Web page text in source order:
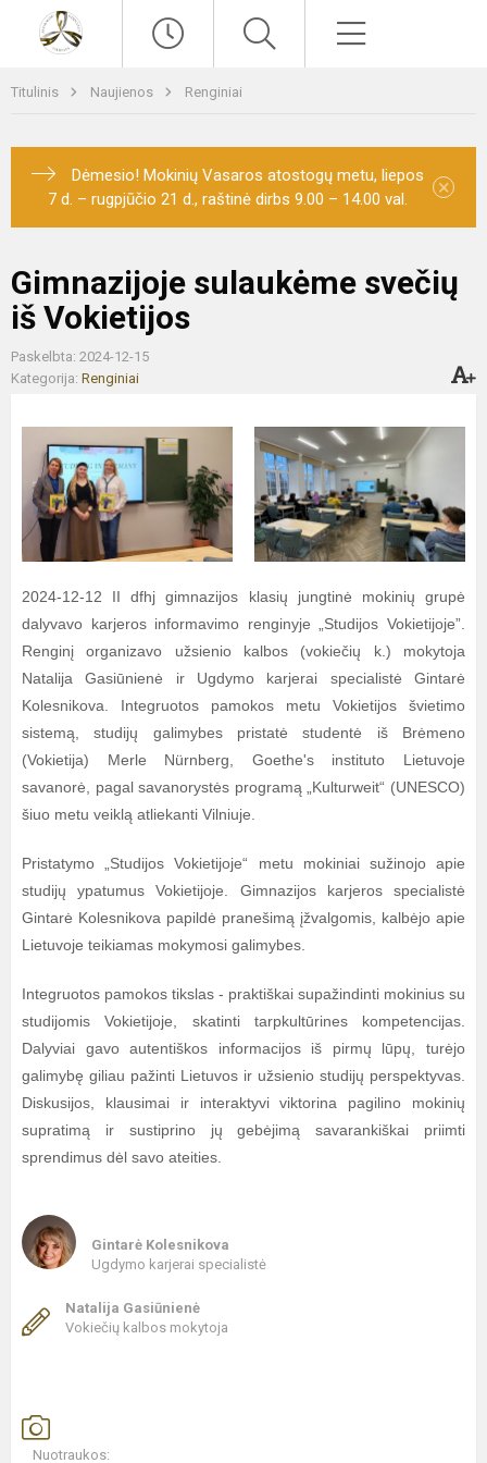
Titulinis Naujienos Renginiai
Dėmesio! Mokinių Vasaros atostogų metu, liepos
7 d. – rugpjūčio 21 d., raštinė dirbs 9.00 – 14.00 val.
×
Gimnazijoje sulaukėme svečių
iš Vokietijos
Paskelbta: 2024-12-15
Kategorija: Renginiai
2024-12-12 II dfhj gimnazijos klasių jungtinė mokinių grupė
dalyvavo karjeros informavimo renginyje „Studijos Vokietijoje”.
Renginį organizavo užsienio kalbos (vokiečių k.) mokytoja
Natalija Gasiūnienė ir Ugdymo karjerai specialistė Gintarė
Kolesnikova. Integruotos pamokos metu Vokietijos švietimo
sistemą, studijų galimybes pristatė studentė iš Brėmeno
(Vokietija) Merle Nürnberg, Goethe's instituto Lietuvoje
savanorė, pagal savanorystės programą „Kulturweit“ (UNESCO)
šiuo metu veiklą atliekanti Vilniuje.
Pristatymo „Studijos Vokietijoje“ metu mokiniai sužinojo apie
studijų ypatumus Vokietijoje. Gimnazijos karjeros specialistė
Gintarė Kolesnikova papildė pranešimą įžvalgomis, kalbėjo apie
Lietuvoje teikiamas mokymosi galimybes.
Integruotos pamokos tikslas - praktiškai supažindinti mokinius su
studijomis Vokietijoje, skatinti tarpkultūrines kompetencijas.
Dalyviai gavo autentiškos informacijos iš pirmų lūpų, turėjo
galimybę giliau pažinti Lietuvos ir užsienio studijų perspektyvas.
Diskusijos, klausimai ir interaktyvi viktorina pagilino mokinių
supratimą ir sustiprino jų gebėjimą savarankiškai priimti
sprendimus dėl savo ateities.
Gintarė Kolesnikova
Ugdymo karjerai specialistė
Natalija Gasiūnienė
Vokiečių kalbos mokytoja
Nuotraukos: